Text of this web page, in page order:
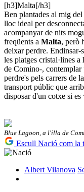
[h3]Malta[/h3]
Ben plantades al mig
lloc ideal per
acompanyar de nits
freqüents a Malta, però
deixar perdre. Endinsar-
les platges cristal·lines a
de Comino-, contemplar
perdre's pels carrers de la
transport públic que
disposar d'un
Blue Lagoon, a l'illa de
Escull Nació com la
Albert Vilanova